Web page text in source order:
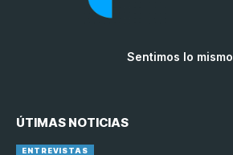
Sentimos lo mismo
ÚTIMAS NOTICIAS
ENTREVISTAS